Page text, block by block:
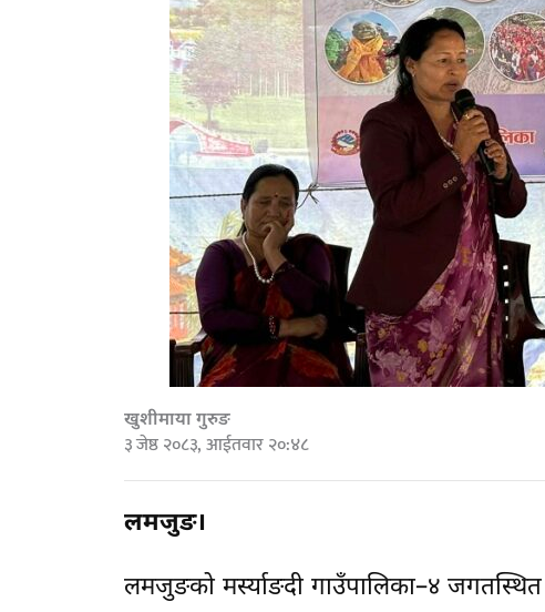
खुशीमाया गुरुङ
३ जेष्ठ २०८३, आईतवार २०:४८
लमजुङ।
लमजुङको मर्स्याङदी गाउँपालिका–४ जगतस्थित